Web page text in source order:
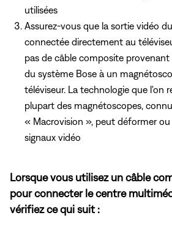
utilisées
Assurez-vous que la sortie vidéo
connectée directement au
pas de câble composite provenant
du système Bose à un
téléviseur. La technologie que l'on
plupart des magnétoscopes,
« Macrovision », peut déformer ou
signaux vidéo
Lorsque vous utilisez un câble
pour connecter le centre
vérifiez ce qui suit :